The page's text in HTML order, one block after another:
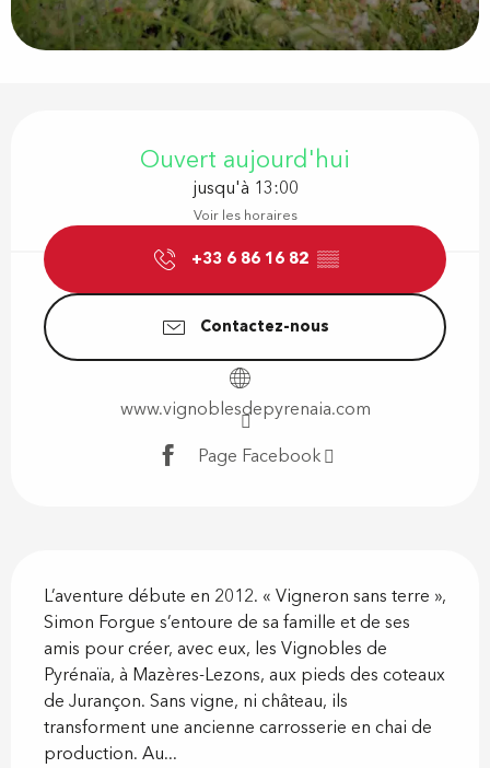
Ouvert aujourd'hui
jusqu'à 13:00
Voir les horaires
+33 6 86 16 82 ▒▒
Contactez-nous
www.vignoblesdepyrenaia.com
Page Facebook
L’aventure débute en 2012. « Vigneron sans terre »,
Simon Forgue s’entoure de sa famille et de ses
amis pour créer, avec eux, les Vignobles de
Pyrénaïa, à Mazères-Lezons, aux pieds des coteaux
de Jurançon. Sans vigne, ni château, ils
transforment une ancienne carrosserie en chai de
production. Au...